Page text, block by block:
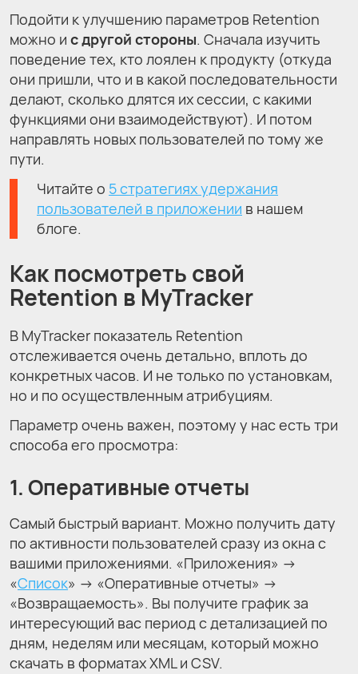
Подойти к улучшению параметров Retention
можно и с другой стороны. Сначала изучить
поведение тех, кто лоялен к продукту (откуда
они пришли, что и в какой последовательности
делают, сколько длятся их сессии, с какими
функциями они взаимодействуют). И потом
направлять новых пользователей по тому же
пути.
Читайте о 5 стратегиях удержания
пользователей в приложении в нашем
блоге.
Как посмотреть свой
Retention в MyTracker
В MyTracker показатель Retention
отслеживается очень детально, вплоть до
конкретных часов. И не только по установкам,
но и по осуществленным атрибуциям.
Параметр очень важен, поэтому у нас есть три
способа его просмотра:
1. Оперативные отчеты
Самый быстрый вариант. Можно получить дату
по активности пользователей сразу из окна с
вашими приложениями. «Приложения» →
«Список» → «Оперативные отчеты» →
«Возвращаемость». Вы получите график за
интересующий вас период с детализацией по
дням, неделям или месяцам, который можно
скачать в форматах XML и CSV.